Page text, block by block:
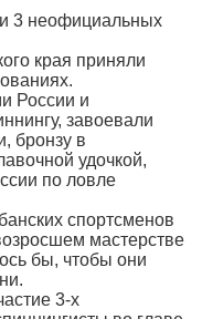
3 неофициальных
края приняли
России и
завоевали
бронзу в
удочкой,
по ловле
спортсменов
мастерстве
бы, чтобы они
3-х